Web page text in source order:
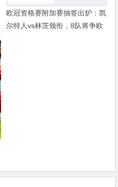
欧冠资格赛附加赛抽签出炉：凯
尔特人vs林茨领衔，8队将争欧